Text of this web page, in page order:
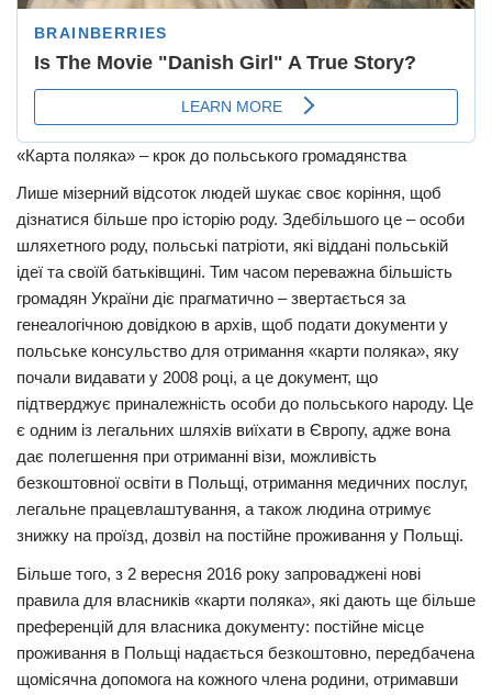
«Карта поляка» – крок до польського громадянства
Лише мізерний відсоток людей шукає своє коріння, щоб
дізнатися більше про історію роду. Здебільшого це – особи
шляхетного роду, польські патріоти, які віддані польській
ідеї та своїй батьківщині. Тим часом переважна більшість
громадян України діє прагматично – звертається за
генеалогічною довідкою в архів, щоб подати документи у
польське консульство для отримання «карти поляка», яку
почали видавати у 2008 році, а це документ, що
підтверджує приналежність особи до польського народу. Це
є одним із легальних шляхів виїхати в Європу, адже вона
дає полегшення при отриманні візи, можливість
безкоштовної освіти в Польщі, отримання медичних послуг,
легальне працевлаштування, а також людина отримує
знижку на проїзд, дозвіл на постійне проживання у Польщі.
Більше того, з 2 вересня 2016 року запроваджені нові
правила для власників «карти поляка», які дають ще більше
преференцій для власника документу: постійне місце
проживання в Польщі надається безкоштовно, передбачена
щомісячна допомога на кожного члена родини, отримавши